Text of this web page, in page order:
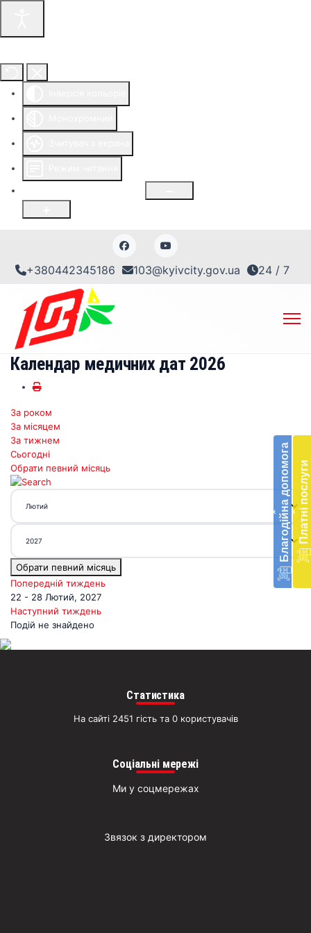
+380442345186 103@kyivcity.gov.ua 24 / 7
‹ Благодійна допомогав
‹ Платні послуги
Календар медичних дат 2026
За роком
За місяцем
За тижнем
Сьогодні
Обрати певний місяць
Обрати певний місяць
Попередній тиждень
22 - 28 Лютий, 2027
Наступний тиждень
Подій не знайдено
Статистика
На сайті 2451 гість та 0 користувачів
Соціальні мережі
Ми у соцмережах
Звязок з директором